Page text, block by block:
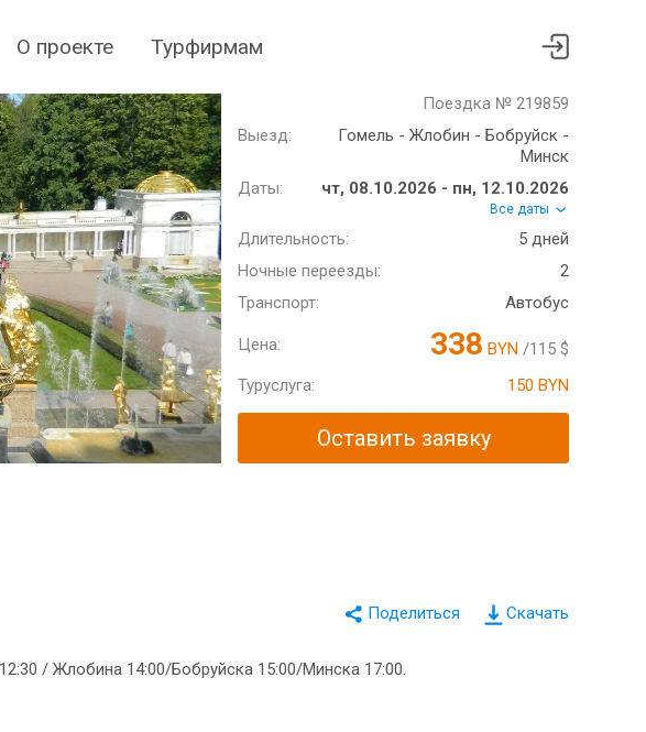
О проекте Турфирмам
Поездка № 219859
Выезд:
Гомель - Жлобин - Бобруйск -
Минск
Даты:
чт, 08.10.2026 - пн, 12.10.2026
Все даты
Длительность:
5 дней
Ночные переезды:
2
Транспорт:
Автобус
Цена: 338 BYN /115 $
Туруслуга:
150 BYN
Оставить заявку
Скачать
/ Жлобина 14:00/Бобруйска 15:00/Минска 17:00.